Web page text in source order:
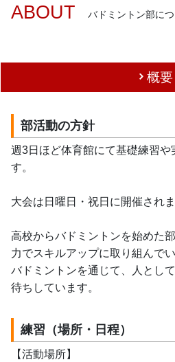
バドミントン部に
ABOUT
概要
部活動の方針
週3日ほど体育館にて基礎練習や
す。
大会は日曜日・祝日に開催されま
高校からバドミントンを始めた
力でスキルアップに取り組んでい
バドミントンを通じて、人とし
待ちしています。
練習（場所・日程）
【活動場所】